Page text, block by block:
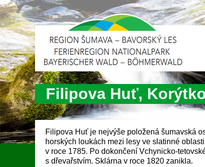
Filipova Huť,
Filipova Huť je nejvýše položená šumavská
horských loukách mezi lesy ve slatinné
v roce 1785. Po dokončení Vchynicko-
s dřevařstvím. Sklárna v roce 1820 zanikla.